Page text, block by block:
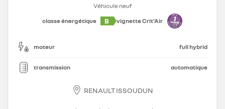
Véhicule neuf
classe énergétique
B vignette Crit'Air
moteur full hybrid
transmission automatique
RENAULT ISSOUDUN